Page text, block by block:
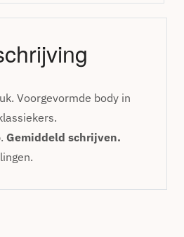
Voorgevormde body in
Gemiddeld schrijven.